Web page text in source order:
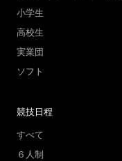
小学生
高校生
実業団
ソフト
競技日程
すべて
６人制